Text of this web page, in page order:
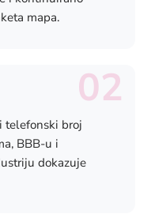
mapa.
02
telefonski broj
BBB-u i
dokazuje